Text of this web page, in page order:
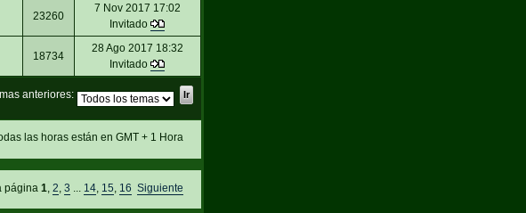
23260
7 Nov 2017 17:02
Invitado
18734
28 Ago 2017 18:32
Invitado
anteriores:
las horas están en GMT + 1 Hora
página1 ,2 ,3 14 15 16 Siguiente